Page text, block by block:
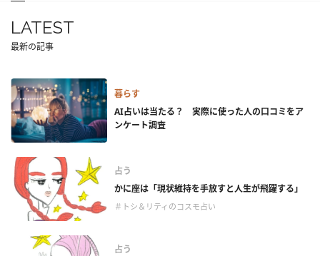
LATEST
最新の記事
暮らす
AI占いは当たる？ 実際に使った人の口コミをア
ンケート調査
占う
かに座は「現状維持を手放すと人生が飛躍する」
＃トシ＆リティのコスモ占い
占う